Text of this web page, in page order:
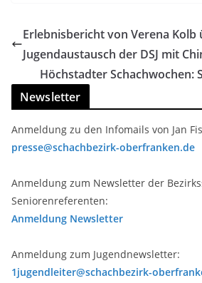
Erlebnisbericht von Verena Kolb
Jugendaustausch der DSJ mit
Höchstadter Schachwochen:
Newsletter
Anmeldung zu den Infomails von Jan
presse@schachbezirk-oberfranken.de
Anmeldung zum Newsletter der
Seniorenreferenten:
Anmeldung Newsletter
Anmeldung zum Jugendnewsletter:
1jugendleiter@schachbezirk-